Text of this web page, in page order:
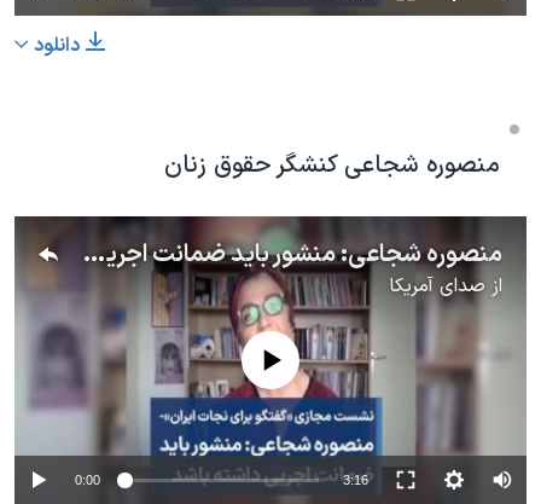
دانلود
منصوره شجاعی کنشگر حقوق زنان
منصوره شجاعی: منشور باید ضمانت اجریی داشته باشد
از صدای آمریکا
No media source currently available
0:00 3:16